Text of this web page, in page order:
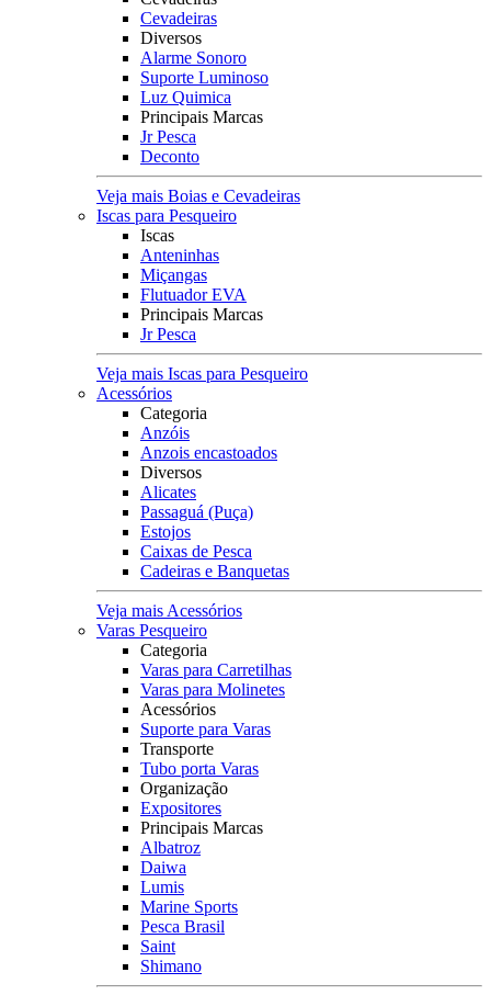
Cevadeiras
Diversos
Alarme Sonoro
Suporte Luminoso
Luz Quimica
Principais Marcas
Jr Pesca
Deconto
Veja mais Boias e Cevadeiras
Iscas para Pesqueiro
Iscas
Anteninhas
Miçangas
Flutuador EVA
Principais Marcas
Jr Pesca
Veja mais Iscas para Pesqueiro
Acessórios
Categoria
Anzóis
Anzois encastoados
Diversos
Alicates
Passaguá (Puça)
Estojos
Caixas de Pesca
Cadeiras e Banquetas
Veja mais Acessórios
Varas Pesqueiro
Categoria
Varas para Carretilhas
Varas para Molinetes
Acessórios
Suporte para Varas
Transporte
Tubo porta Varas
Organização
Expositores
Principais Marcas
Albatroz
Daiwa
Lumis
Marine Sports
Pesca Brasil
Saint
Shimano